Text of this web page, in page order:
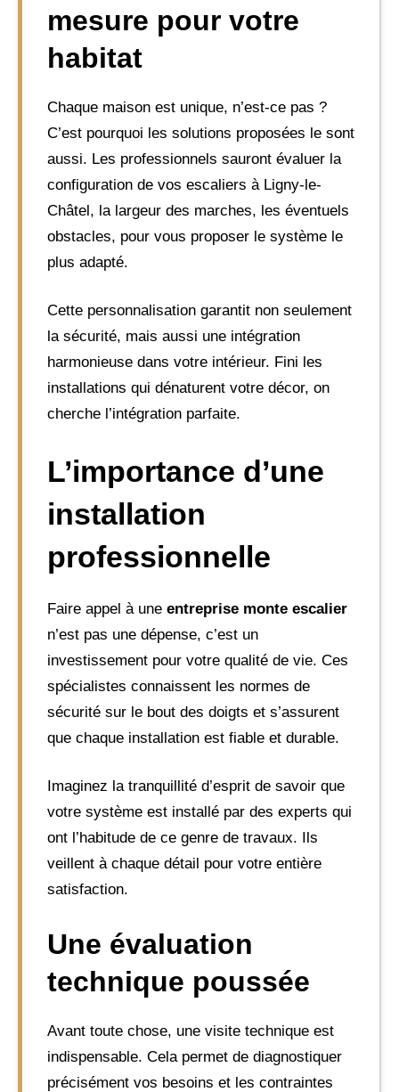
mesure pour votre
habitat
Chaque maison est unique, n’est-ce pas ?
C’est pourquoi les solutions proposées le sont
aussi. Les professionnels sauront évaluer la
configuration de vos escaliers à Ligny-le-
Châtel, la largeur des marches, les éventuels
obstacles, pour vous proposer le système le
plus adapté.
Cette personnalisation garantit non seulement
la sécurité, mais aussi une intégration
harmonieuse dans votre intérieur. Fini les
installations qui dénaturent votre décor, on
cherche l’intégration parfaite.
L’importance d’une
installation
professionnelle
Faire appel à une entreprise monte escalier
n’est pas une dépense, c’est un
investissement pour votre qualité de vie. Ces
spécialistes connaissent les normes de
sécurité sur le bout des doigts et s’assurent
que chaque installation est fiable et durable.
Imaginez la tranquillité d’esprit de savoir que
votre système est installé par des experts qui
ont l’habitude de ce genre de travaux. Ils
veillent à chaque détail pour votre entière
satisfaction.
Une évaluation
technique poussée
Avant toute chose, une visite technique est
indispensable. Cela permet de diagnostiquer
précisément vos besoins et les contraintes